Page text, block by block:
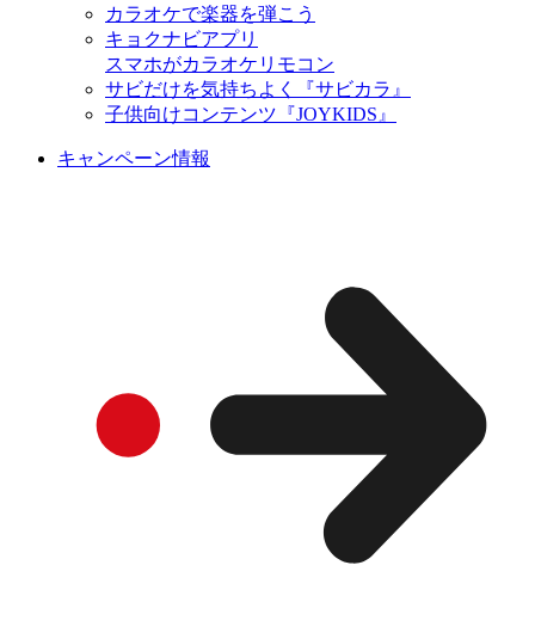
カラオケで楽器を弾こう
キョクナビアプリ
スマホがカラオケリモコン
サビだけを気持ちよく『サビカラ』
子供向けコンテンツ『JOYKIDS』
キャンペーン情報